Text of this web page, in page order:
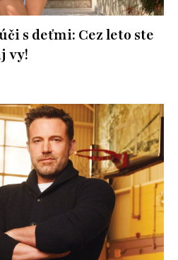
s deťmi: Cez leto ste
vy!